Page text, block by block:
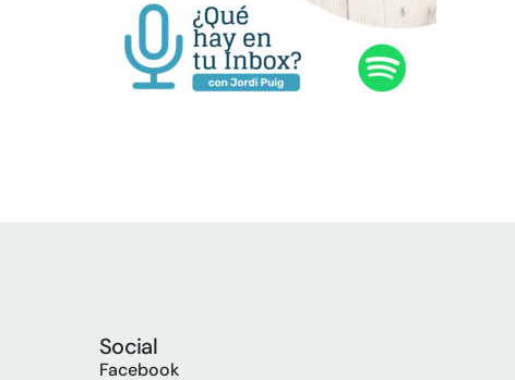
Social
Facebook